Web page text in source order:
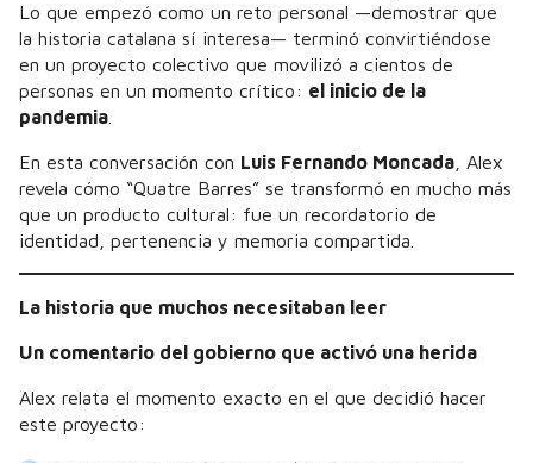
Lo que empezó como un reto personal —demostrar que
la historia catalana sí interesa— terminó convirtiéndose
en un proyecto colectivo que movilizó a cientos de
personas en un momento crítico: el inicio de la
pandemia
En esta conversación con Luis Fernando Moncada , Alex
revela cómo “Quatre Barres” se transformó en mucho más
que un producto cultural: fue un recordatorio de
identidad, pertenencia y memoria compartida.
La historia que muchos necesitaban leer
Un comentario del gobierno que activó una herida
Alex relata el momento exacto en el que decidió hacer
este proyecto: